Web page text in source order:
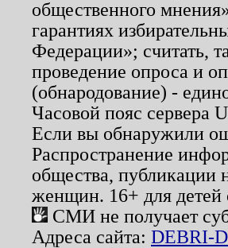
общественного
гарантиях
Федерации»; считать,
проведение опроса и
(обнародование) -
Часовой пояс сервера
Если вы обнаружили
Распространение
общества, публикации
женщин. 16+ для детей
СМИ не получает
Адреса сайта: DEBRI-